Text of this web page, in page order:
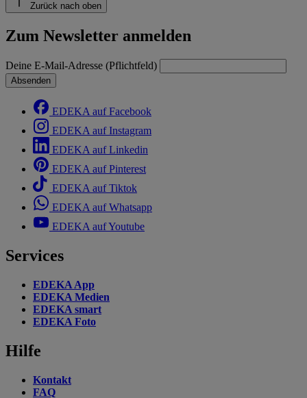
Zurück nach oben
Zum Newsletter anmelden
Deine E-Mail-Adresse (Pflichtfeld)
Absenden
EDEKA auf Facebook
EDEKA auf Instagram
EDEKA auf Linkedin
EDEKA auf Pinterest
EDEKA auf Tiktok
EDEKA auf Whatsapp
EDEKA auf Youtube
Services
EDEKA App
EDEKA Medien
EDEKA smart
EDEKA Foto
Hilfe
Kontakt
FAQ